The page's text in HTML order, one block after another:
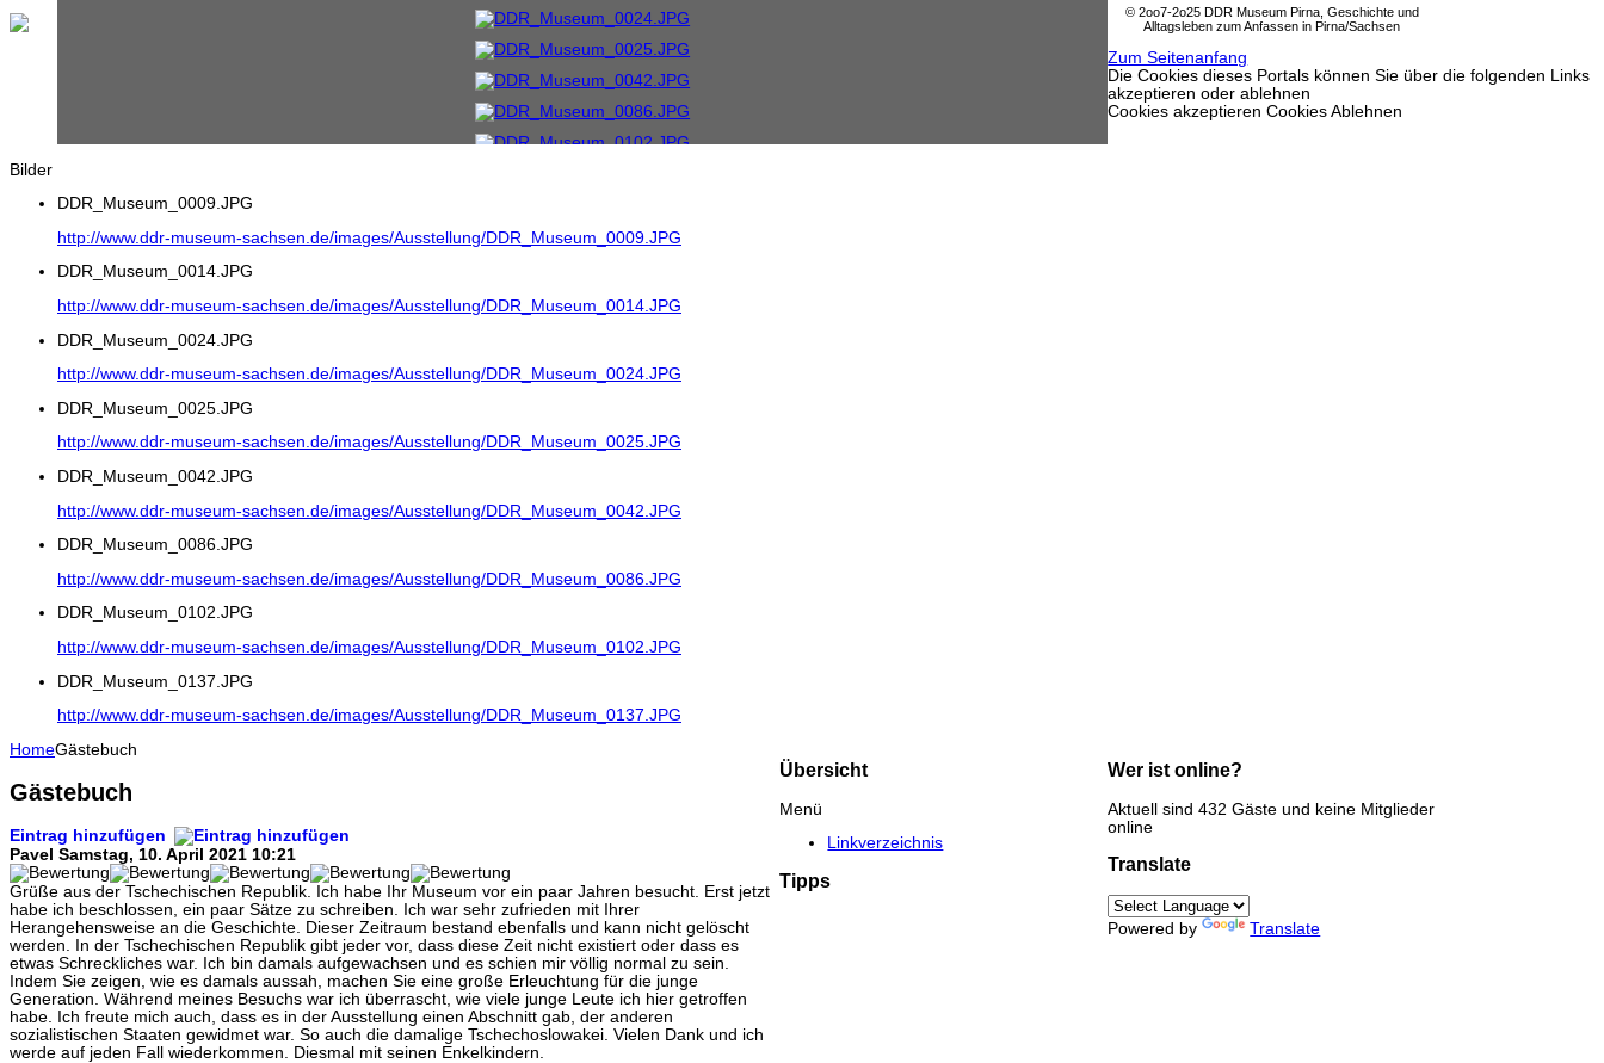
Bilder
DDR_Museum_0009.JPG
http://www.ddr-museum-sachsen.de/images/Ausstellung/DDR_Museum_0009.JPG
DDR_Museum_0014.JPG
http://www.ddr-museum-sachsen.de/images/Ausstellung/DDR_Museum_0014.JPG
DDR_Museum_0024.JPG
http://www.ddr-museum-sachsen.de/images/Ausstellung/DDR_Museum_0024.JPG
DDR_Museum_0025.JPG
http://www.ddr-museum-sachsen.de/images/Ausstellung/DDR_Museum_0025.JPG
DDR_Museum_0042.JPG
http://www.ddr-museum-sachsen.de/images/Ausstellung/DDR_Museum_0042.JPG
DDR_Museum_0086.JPG
http://www.ddr-museum-sachsen.de/images/Ausstellung/DDR_Museum_0086.JPG
DDR_Museum_0102.JPG
http://www.ddr-museum-sachsen.de/images/Ausstellung/DDR_Museum_0102.JPG
DDR_Museum_0137.JPG
http://www.ddr-museum-sachsen.de/images/Ausstellung/DDR_Museum_0137.JPG
HomeGästebuch
Gästebuch
Eintrag hinzufügen
Pavel Samstag, 10. April 2021 10:21
Grüße aus der Tschechischen Republik. Ich habe Ihr Museum vor ein paar Jahren besucht. Erst jetzt
habe ich beschlossen, ein paar Sätze zu schreiben. Ich war sehr zufrieden mit Ihrer
Herangehensweise an die Geschichte. Dieser Zeitraum bestand ebenfalls und kann nicht gelöscht
werden. In der Tschechischen Republik gibt jeder vor, dass diese Zeit nicht existiert oder dass es
etwas Schreckliches war. Ich bin damals aufgewachsen und es schien mir völlig normal zu sein.
Indem Sie zeigen, wie es damals aussah, machen Sie eine große Erleuchtung für die junge
Generation. Während meines Besuchs war ich überrascht, wie viele junge Leute ich hier getroffen
habe. Ich freute mich auch, dass es in der Ausstellung einen Abschnitt gab, der anderen
sozialistischen Staaten gewidmet war. So auch die damalige Tschechoslowakei. Vielen Dank und ich
werde auf jeden Fall wiederkommen. Diesmal mit seinen Enkelkindern.
Übersicht
Menü
Linkverzeichnis
Tipps
Wer ist online?
Aktuell sind 432 Gäste und keine Mitglieder
online
Translate
Powered by Translate
© 2oo7-2o25 DDR Museum Pirna, Geschichte und
Alltagsleben zum Anfassen in Pirna/Sachsen
Zum Seitenanfang
Die Cookies dieses Portals können Sie über die folgenden Links
akzeptieren oder ablehnen
Cookies akzeptieren Cookies Ablehnen